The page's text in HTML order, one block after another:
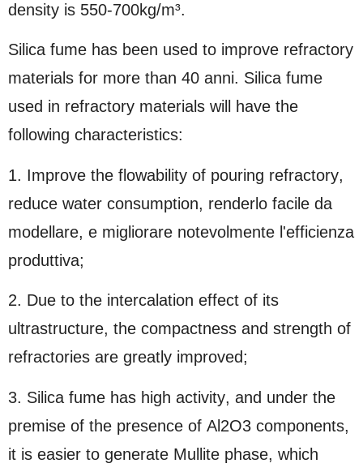
density is 550-700kg/m³.
Silica fume has been used to improve refractory
materials for more than 40 anni. Silica fume
used in refractory materials will have the
following characteristics:
1. Improve the flowability of pouring refractory,
reduce water consumption, renderlo facile da
modellare, e migliorare notevolmente l'efficienza
produttiva;
2. Due to the intercalation effect of its
ultrastructure, the compactness and strength of
refractories are greatly improved;
3. Silica fume has high activity, and under the
premise of the presence of Al2O3 components,
it is easier to generate Mullite phase, which